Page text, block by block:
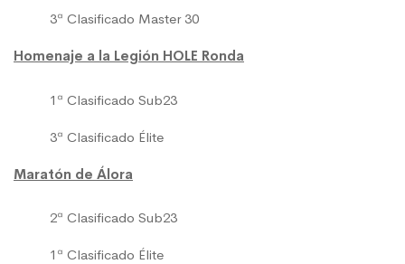
3ª Clasificado Master 30
Homenaje a la Legión HOLE Ronda
1ª Clasificado Sub23
3ª Clasificado Élite
Maratón de Álora
2ª Clasificado Sub23
1ª Clasificado Élite